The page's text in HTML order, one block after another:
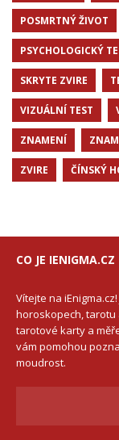
POSMRTNÝ ŽIVOT
PSYCHOLOGICKÝ
SKRYTE ZVIRE
VIZUÁLNÍ TEST
ZNAMENÍ
ZVIRE ČÍNSKÝ
CO JE IENIGMA.CZ
Vítejte na
horoskopech, tarotu
tarotové karty a
vám pomohou
moudrost.